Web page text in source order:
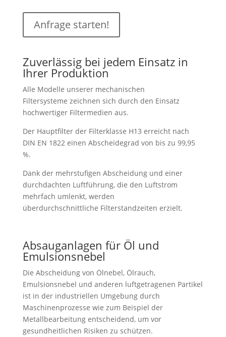
Anfrage starten!
Zuverlässig bei jedem Einsatz in
Ihrer Produktion
Alle Modelle unserer mechanischen
Filtersysteme zeichnen sich durch den Einsatz
hochwertiger Filtermedien aus.
Der Hauptfilter der Filterklasse H13 erreicht nach
DIN EN 1822 einen Abscheidegrad von bis zu 99,95
%.
Dank der mehrstufigen Abscheidung und einer
durchdachten Luftführung, die den Luftstrom
mehrfach umlenkt, werden
überdurchschnittliche Filterstandzeiten erzielt.
Absauganlagen für Öl und
Emulsionsnebel
Die Abscheidung von Ölnebel, Ölrauch,
Emulsionsnebel und anderen luftgetragenen Partikel
ist in der industriellen Umgebung durch
Maschinenprozesse wie zum Beispiel der
Metallbearbeitung entscheidend, um vor
gesundheitlichen Risiken zu schützen.